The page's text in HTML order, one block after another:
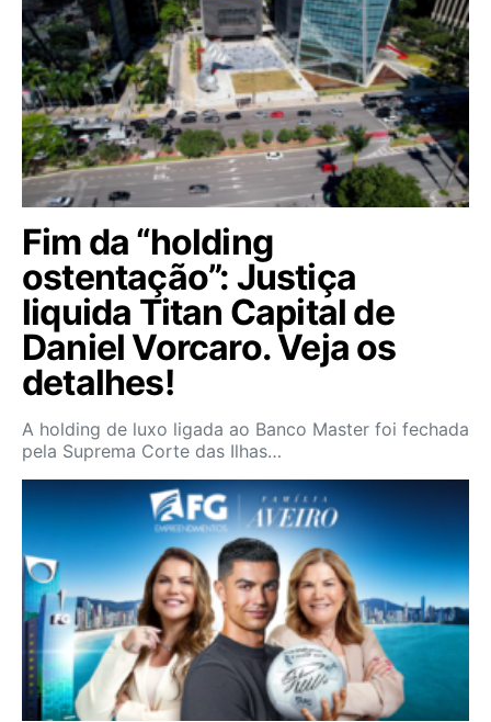
Fim da “holding
ostentação”: Justiça
liquida Titan Capital de
Daniel Vorcaro. Veja os
detalhes!
A holding de luxo ligada ao Banco Master foi fechada
pela Suprema Corte das Ilhas…